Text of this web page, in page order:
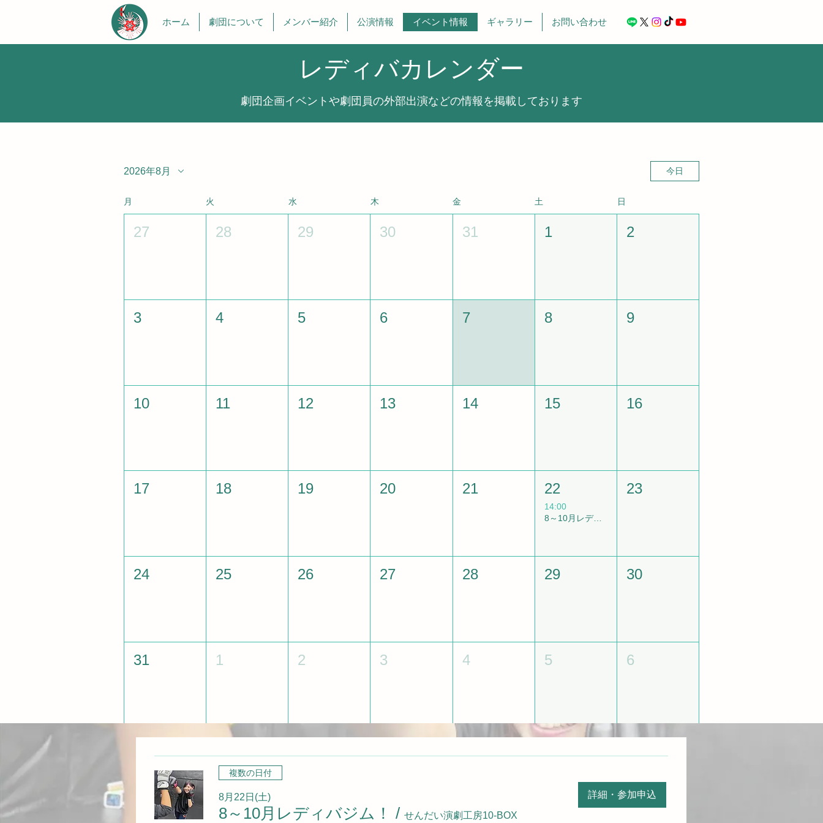
ホーム 劇団について メンバー紹介 公演情報 イベント情報 ギャラリー お問い合わせ
​レディバカレンダー​
​劇団企画イベントや劇団員の外部出演などの情報を掲載しております
2026年8月 今日
月 火 水 木 金 土 日
27 28 29 30 31 1 2
3 4 5 6 7 8 9
10 11 12 13 14 15 16
17 18 19 20 21 22
14:00
8～10月レディバジム！
23
24 25 26 27 28 29 30
31 1 2 3 4 5 6
複数の日付
8月22日(土)
8～10月レディバジム！ / せんだい演劇工房10-BOX
詳細・参加申込